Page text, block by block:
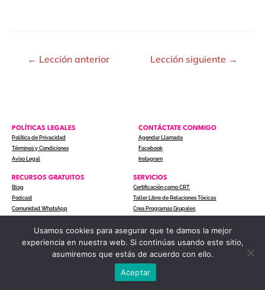
← Lección anterior Lección siguiente →
POLÍTICAS LEGALES
Política de Privacidad
Términos y Condiciones
Aviso Legal
CONTÁCTATE CONMIGO
Agendar Llamada
Facebook
Instagram
RECURSOS GRATUITOS
Blog
Podcast
Comunidad WhatsApp
SERVICIOS
Certificación como CRT
Taller Libre de Relaciones Tóxicas
Crea Programas Grupales
COPYRIGHT © 2024 ACTITUD A UN CLIC. TODOS LOS
DERECHOS RESERVADOS.
Usamos cookies para asegurar que te damos la mejor
experiencia en nuestra web. Si continúas usando este sitio,
asumiremos que estás de acuerdo con ello.
Aceptar